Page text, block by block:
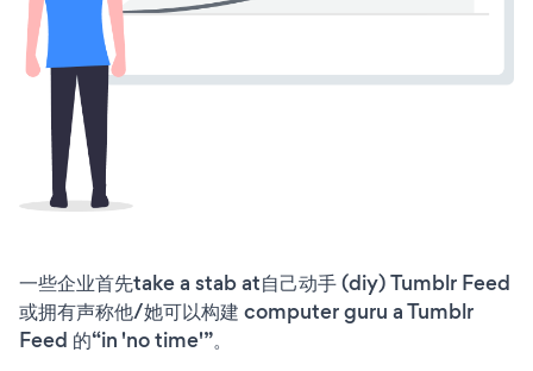
一些企业首先take a stab at自己动手 (diy) Tumblr Feed
或拥有声称他/她可以构建 computer guru a Tumblr
Feed 的“in 'no time'”。